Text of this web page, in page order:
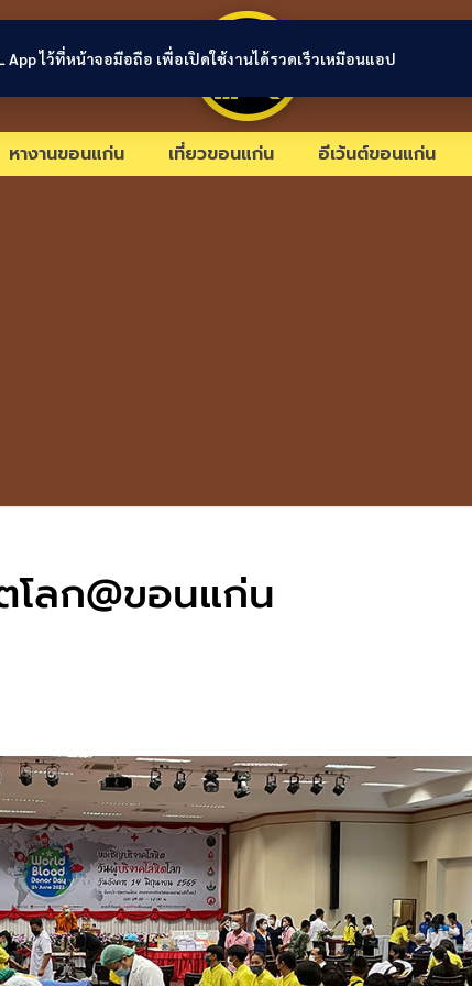
ขอนแก่นลิงก์
หางานขอนแก่น เที่ยวขอนแก่น อีเว้นต์ขอนแก่น
โลก@ขอนแก่น
App ไว้ที่หน้าจอมือถือ เพื่อเปิดใช้งานได้รวดเร็วเหมือนแอป